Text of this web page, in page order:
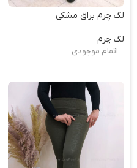
لگ چرم براق مشکی
لگ چرم
اتمام موجودی